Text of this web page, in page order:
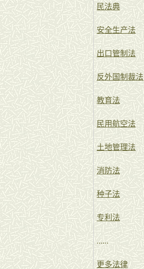
民法典
安全生产法
出口管制法
反外国制裁法
教育法
民用航空法
土地管理法
消防法
种子法
专利法
......
更多法律